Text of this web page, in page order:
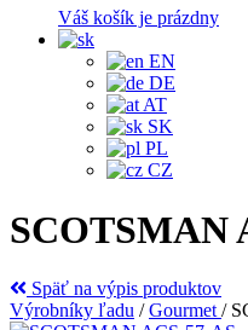
Váš košík je prázdny
EN
DE
AT
SK
PL
CZ
SCOTSMAN
Späť na výpis produktov
Výrobníky ľadu /Gourmet /